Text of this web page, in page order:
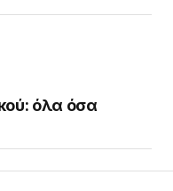
όλα όσα